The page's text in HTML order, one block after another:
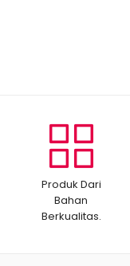
Produk Dari
Bahan
Berkualitas.